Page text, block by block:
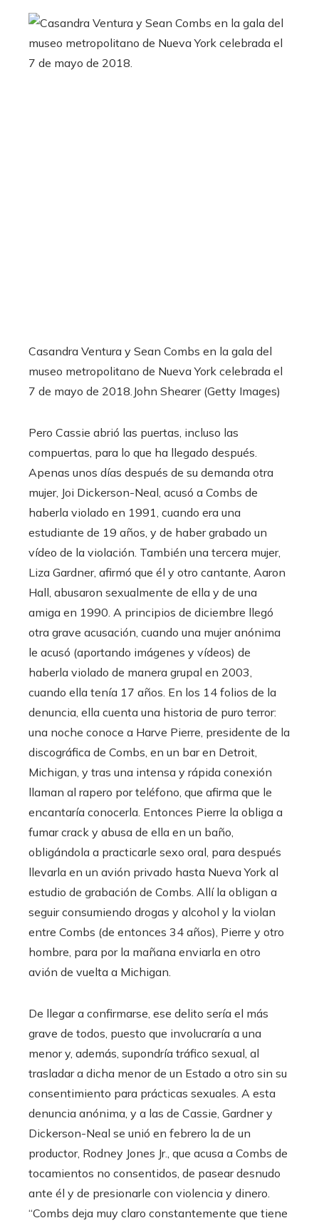
Casandra Ventura y Sean Combs en la gala del
museo metropolitano de Nueva York celebrada el
7 de mayo de 2018. John Shearer (Getty Images)
Pero Cassie abrió las puertas, incluso las
compuertas, para lo que ha llegado después.
Apenas unos días después de su demanda otra
mujer, Joi Dickerson-Neal, acusó a Combs de
haberla violado en 1991, cuando era una
estudiante de 19 años, y de haber grabado un
vídeo de la violación. También una tercera mujer,
Liza Gardner, afirmó que él y otro cantante, Aaron
Hall, abusaron sexualmente de ella y de una
amiga en 1990. A principios de diciembre llegó
otra grave acusación, cuando una mujer anónima
le acusó (aportando imágenes y vídeos) de
haberla violado de manera grupal en 2003,
cuando ella tenía 17 años. En los 14 folios de la
denuncia, ella cuenta una historia de puro terror:
una noche conoce a Harve Pierre, presidente de la
discográfica de Combs, en un bar en Detroit,
Michigan, y tras una intensa y rápida conexión
llaman al rapero por teléfono, que afirma que le
encantaría conocerla. Entonces Pierre la obliga a
fumar crack y abusa de ella en un baño,
obligándola a practicarle sexo oral, para después
llevarla en un avión privado hasta Nueva York al
estudio de grabación de Combs. Allí la obligan a
seguir consumiendo drogas y alcohol y la violan
entre Combs (de entonces 34 años), Pierre y otro
hombre, para por la mañana enviarla en otro
avión de vuelta a Michigan.
De llegar a confirmarse, ese delito sería el más
grave de todos, puesto que involucraría a una
menor y, además, supondría tráfico sexual, al
trasladar a dicha menor de un Estado a otro sin su
consentimiento para prácticas sexuales. A esta
denuncia anónima, y a las de Cassie, Gardner y
Dickerson-Neal se unió en febrero la de un
productor, Rodney Jones Jr., que acusa a Combs de
tocamientos no consentidos, de pasear desnudo
ante él y de presionarle con violencia y dinero.
“Combs deja muy claro constantemente que tiene